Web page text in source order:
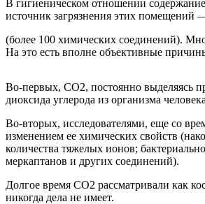
В гигиеническом отношении
источник загрязнения этих помещений
(более 100 химических соединений).
На это есть вполне объективные
Во-первых, СО2, постоянно выделяясь
диоксида углерода из организма
Во-вторых, исследователями, еще со
изменением ее химических свойств
количества тяжелых ионов;
меркаптанов и других соединений).
Долгое время СО2 рассматривали как
никогда дела не имеет.